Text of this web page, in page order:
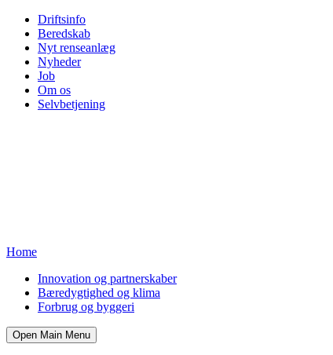
Driftsinfo
Beredskab
Nyt renseanlæg
Nyheder
Job
Om os
Selvbetjening
Home
Innovation og partnerskaber
Bæredygtighed og klima
Forbrug og byggeri
Open Main Menu